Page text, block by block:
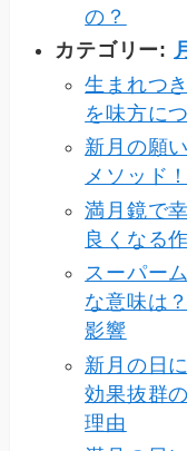
の？
カテゴリー:
生まれつ
を味方に
新月の願
メソッド
満月鏡で
良くなる
スーパー
な意味は
影響
新月の日
効果抜群
理由